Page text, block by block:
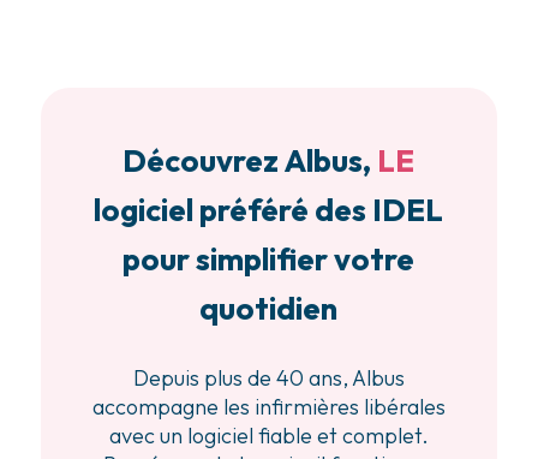
Découvrez Albus, LE
logiciel préféré des IDEL
pour simplifier votre
quotidien
Depuis plus de 40 ans, Albus
accompagne les infirmières libérales
avec un logiciel fiable et complet.